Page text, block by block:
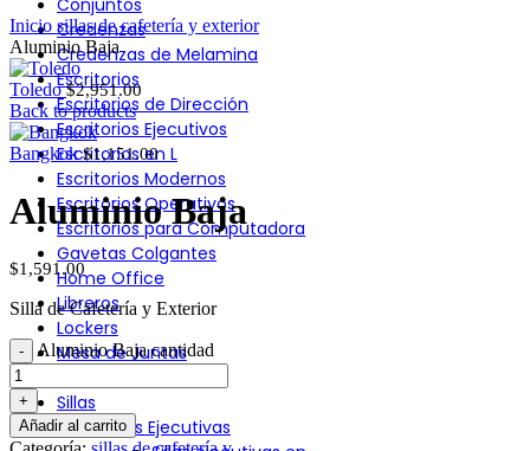
Conjuntos
Credenzas
Credenzas de Melamina
Escritorios
Escritorios de Dirección
Escritorios Ejecutivos
Escritorios en L
Escritorios Modernos
Escritorios Operativos
Escritorios para Computadora
Gavetas Colgantes
Home Office
Libreros
Lockers
Mesa de Juntas
Sillas
Sillas Ejecutivas
Inicio sillas de cafetería y exterior
Aluminio Baja
Toledo$2,951.00
Back to products
Bangkok$1,151.00
Aluminio Baja
$1,591.00
Silla de Cafetería y Exterior
Aluminio Baja cantidad
Añadir al carrito